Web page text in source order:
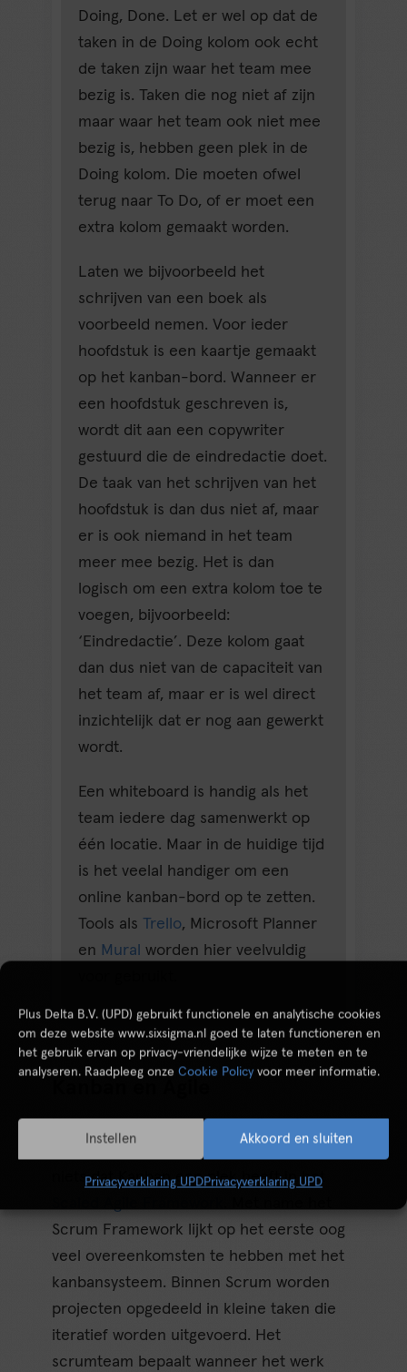
Plus Delta B.V. (UPD) gebruikt functionele en analytische cookies
om deze website www.sixsigma.nl goed te laten functioneren en
het gebruik ervan op privacy-vriendelijke wijze te meten en te
analyseren. Raadpleeg onze Cookie Policy voor meer informatie.
Akkoord en sluiten
Instellen
Privacyverklaring UPDPrivacyverklaring UPD
Doing, Done. Let er wel op dat de
taken in de Doing kolom ook echt
de taken zijn waar het team mee
bezig is. Taken die nog niet af zijn
maar waar het team ook niet mee
bezig is, hebben geen plek in de
Doing kolom. Die moeten ofwel
terug naar To Do, of er moet een
extra kolom gemaakt worden.
Laten we bijvoorbeeld het
schrijven van een boek als
voorbeeld nemen. Voor ieder
hoofdstuk is een kaartje gemaakt
op het kanban-bord. Wanneer er
een hoofdstuk geschreven is,
wordt dit aan een copywriter
gestuurd die de eindredactie doet.
De taak van het schrijven van het
hoofdstuk is dan dus niet af, maar
er is ook niemand in het team
meer mee bezig. Het is dan
logisch om een extra kolom toe te
voegen, bijvoorbeeld:
‘Eindredactie’. Deze kolom gaat
dan dus niet van de capaciteit van
het team af, maar er is wel direct
inzichtelijk dat er nog aan gewerkt
wordt.
Een whiteboard is handig als het
team iedere dag samenwerkt op
één locatie. Maar in de huidige tijd
is het veelal handiger om een
online kanban-bord op te zetten.
Tools als
Trello, Microsoft Planner
en Mural worden hier veelvuldig
kennen aardig wat
niets dat Kanban een plek heeft in het
Scrum Framework lijkt op het eerste oog
veel overeenkomsten te hebben met het
kanbansysteem. Binnen Scrum worden
projecten opgedeeld in kleine taken die
iteratief worden uitgevoerd. Het
scrumteam bepaalt wanneer het werk